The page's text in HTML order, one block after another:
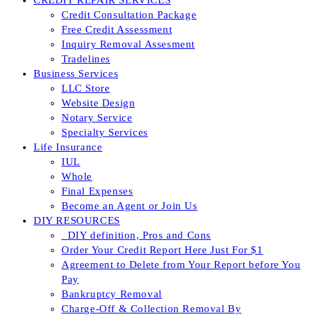
Credit Consultation Package
Free Credit Assessment
Inquiry Removal Assesment
Tradelines
Business Services
LLC Store
Website Design
Notary Service
Specialty Services
Life Insurance
IUL
Whole
Final Expenses
Become an Agent or Join Us
DIY RESOURCES
_DIY definition, Pros and Cons
Order Your Credit Report Here Just For $1
Agreement to Delete from Your Report before You
Pay
Bankruptcy Removal
Charge-Off & Collection Removal By